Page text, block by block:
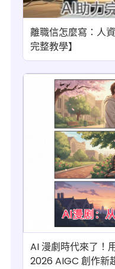
離職信怎麼寫：人
完整教學】
AI 漫劇時代來了！
2026 AIGC 創作新